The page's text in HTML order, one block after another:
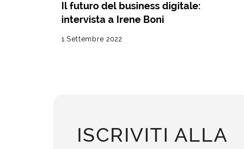
Il futuro del business digitale:
intervista a Irene Boni
1 Settembre 2022
ISCRIVITI ALLA